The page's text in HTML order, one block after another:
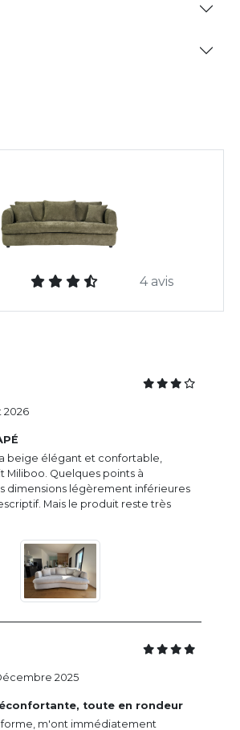
4 avis
beige élégant et confortable,
Miliboo. Quelques points à
dimensions légèrement inférieures
Mais le produit reste très
2026
toute en rondeur
forme, m'ont immédiatement
2025